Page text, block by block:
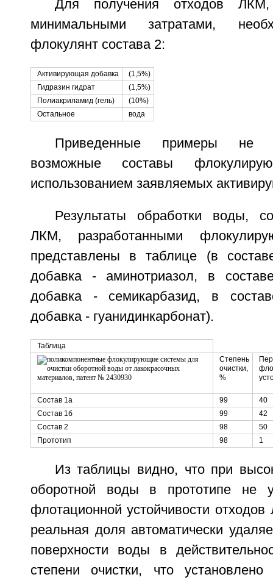
Для получения отходов
минимальными затратами,
флокулянт состава 2:
Активирующая добавка
(1,5%)
Гидразин гидрат
(1,5%)
Полиакриламид (гель)
(10%)
Остальное
вода
Приведенные примеры не
возможные составы
использованием заявляемых
Результаты обработки воды,
ЛКМ, разработанными
представлены в таблице (в
добавка - аминотриазол, в
добавка - семикарбазид, в
добавка - гуанидинкарбонат).
Таблица
Степень
очистки,
%
Состав 1а 99
40
Состав 1б
99
42
Состав 2
98
50
Прототип
98 1
Из таблицы видно, что при
оборотной воды в прототипе не
флотационной устойчивости
реальная доля автоматически
поверхности воды в
степени очистки, что